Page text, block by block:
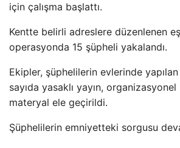
için çalışma başlattı.
Kentte belirli adreslere düzenlenen
operasyonda 15 şüpheli yakalandı.
Ekipler, şüphelilerin evlerinde
sayıda yasaklı yayın,
materyal ele geçirildi.
Şüphelilerin emniyetteki sorgusu